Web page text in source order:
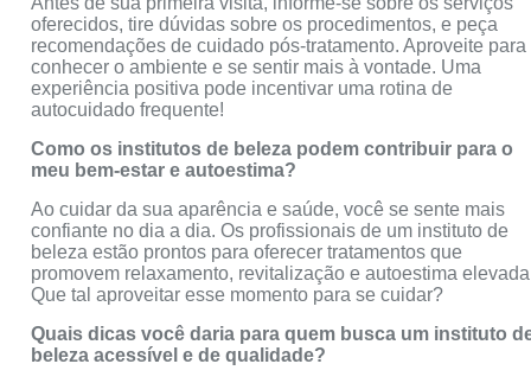
oferecidos, tire dúvidas sobre os procedimentos, e peça
recomendações de cuidado pós-tratamento. Aproveite para
conhecer o ambiente e se sentir mais à vontade. Uma
experiência positiva pode incentivar uma rotina de
autocuidado frequente!
Como os institutos de beleza podem contribuir para o
meu bem-estar e autoestima?
Ao cuidar da sua aparência e saúde, você se sente mais
confiante no dia a dia. Os profissionais de um instituto de
beleza estão prontos para oferecer tratamentos que
promovem relaxamento, revitalização e autoestima
Que tal aproveitar esse momento para se cuidar?
Quais dicas você daria para quem busca um instituto
beleza acessível e de qualidade?